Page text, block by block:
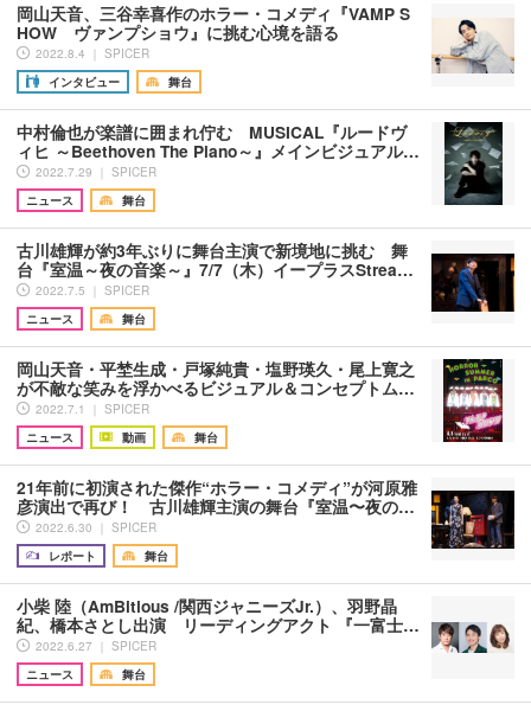
岡山天音、三谷幸喜作のホラー・コメディ『VAMP S
HOW ヴァンプショウ』に挑む心境を語る
2022.8.4 ｜ SPICER
インタビュー
舞台
中村倫也が楽譜に囲まれ佇む MUSICAL『ルードヴ
ィヒ ～Beethoven The Piano～』メインビジュアル…
2022.7.29 ｜ SPICER
ニュース
舞台
古川雄輝が約3年ぶりに舞台主演で新境地に挑む 舞
台『室温～夜の音楽～』7/7（木）イープラスStrea…
2022.7.5 ｜ SPICER
ニュース
舞台
岡山天音・平埜生成・戸塚純貴・塩野瑛久・尾上寛之
が不敵な笑みを浮かべるビジュアル＆コンセプトム…
2022.7.1 ｜ SPICER
ニュース
動画 舞台
21年前に初演された傑作“ホラー・コメディ”が河原雅
彦演出で再び！ 古川雄輝主演の舞台『室温〜夜の…
2022.6.30 ｜ SPICER
レポート
舞台
小柴 陸（AmBitious /関西ジャニーズJr.）、羽野晶
紀、橋本さとし出演 リーディングアクト 『一富士…
2022.6.27 ｜ SPICER
ニュース
舞台